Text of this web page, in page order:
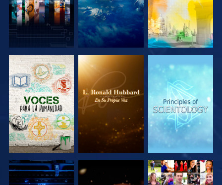
EXPLORA LAS
SERIES
EXPLORA LAS
SERIES
EXPLORA LAS
SERIES